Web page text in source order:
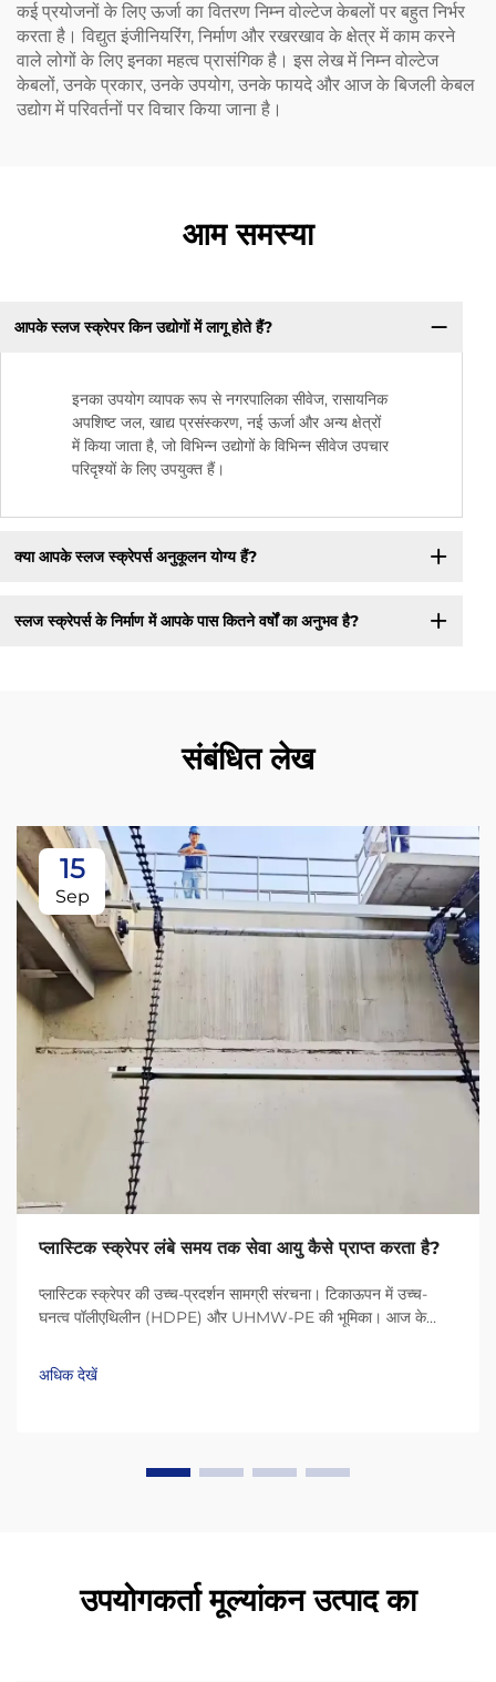
कई प्रयोजनों के लिए ऊर्जा का वितरण निम्न वोल्टेज केबलों पर बहुत निर्भर
करता है। विद्युत इंजीनियरिंग, निर्माण और रखरखाव के क्षेत्र में काम करने
वाले लोगों के लिए इनका महत्व प्रासंगिक है। इस लेख में निम्न वोल्टेज
केबलों, उनके प्रकार, उनके उपयोग, उनके फायदे और आज के बिजली केबल
उद्योग में परिवर्तनों पर विचार किया जाना है।
आम समस्या
आपके स्लज स्क्रेपर किन उद्योगों में लागू होते हैं?
इनका उपयोग व्यापक रूप से नगरपालिका सीवेज, रासायनिक
अपशिष्ट जल, खाद्य प्रसंस्करण, नई ऊर्जा और अन्य क्षेत्रों
में किया जाता है, जो विभिन्न उद्योगों के विभिन्न सीवेज उपचार
परिदृश्यों के लिए उपयुक्त हैं।
क्या आपके स्लज स्क्रेपर्स अनुकूलन योग्य हैं?
स्लज स्क्रेपर्स के निर्माण में आपके पास कितने वर्षों का अनुभव है?
संबंधित लेख
15
Sep
प्लास्टिक स्क्रेपर लंबे समय तक सेवा आयु कैसे प्राप्त करता है?
प्लास्टिक स्क्रेपर की उच्च-प्रदर्शन सामग्री संरचना। टिकाऊपन में उच्च-
घनत्व पॉलीएथिलीन (HDPE) और UHMW-PE की भूमिका। आज के
(अल्ट्रा-हाई मॉलिक्यूलर वेट पॉलीएथिलीन) जैसी सामग्री के कारण बहुत लंबे
समय तक चलते हैं...
अधिक देखें
उपयोगकर्ता मूल्यांकन उत्पाद का